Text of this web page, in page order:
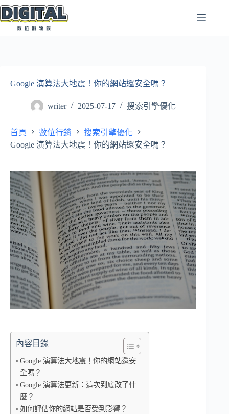
跳
至
Google 演算法大地震！你的網站還安全嗎？
writer 2025-07-17 搜索引擎優化
首頁 數位行銷
搜索引擎優化
Google 演算法大地震！你的網站還安全嗎？
內容目錄
Google 演算法大地震！你的網站還安
全嗎？
Google 演算法更新：這次到底改了什
麼？
如何評估你的網站是否受到影響？